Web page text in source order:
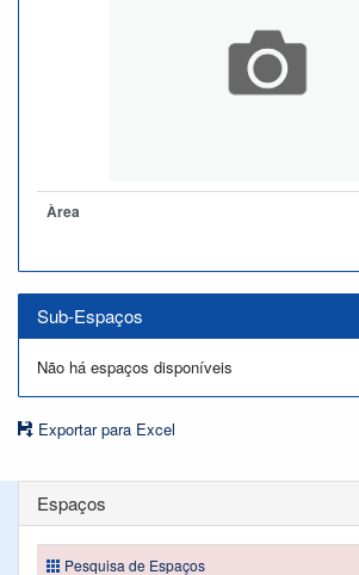
Àrea
Sub-Espaços
Não há espaços disponíveis
Exportar para Excel
Espaços
Pesquisa de Espaços